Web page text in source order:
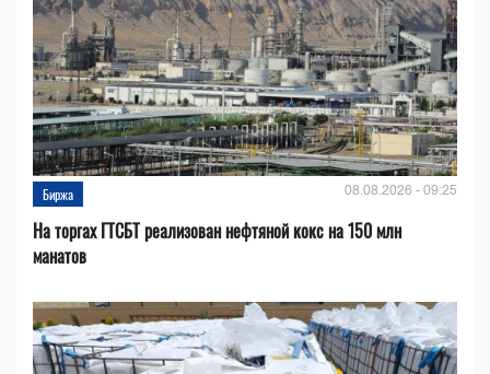
Биржа 08.08.2026 - 09:25
На торгах ГТСБТ реализован нефтяной кокс на 150 млн
манатов